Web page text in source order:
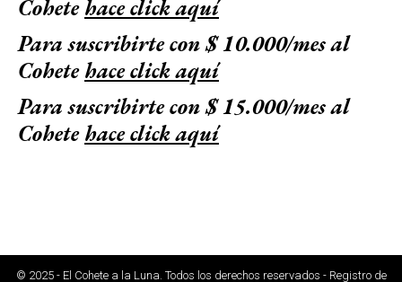
Cohetehace click aquí
Para suscribirte con $ 10.000/mes al
Cohetehace click aquí
Para suscribirte con $ 15.000/mes al
Cohetehace click aquí
© 2025 - El Cohete a la Luna. Todos los derechos reservados - Registro de